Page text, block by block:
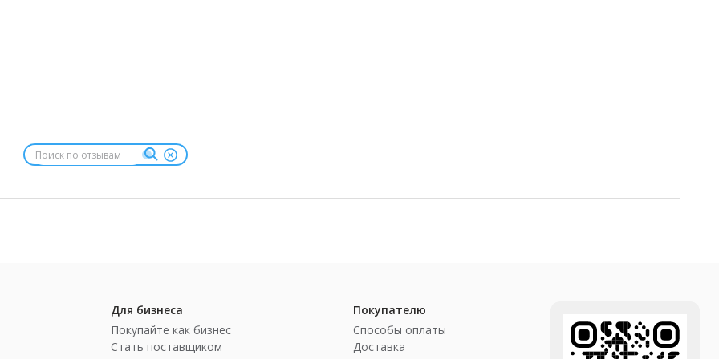
Для бизнеса
Покупайте как бизнес
Стать поставщиком
Покупателю
Способы оплаты
Доставка